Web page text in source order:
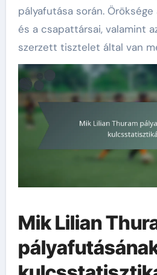
pályafutása során.
és a csapattársai, valamint
szerzett tisztelet által van
Mik Lilian